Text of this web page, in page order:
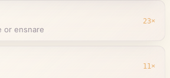
or ensnare
23×
11×